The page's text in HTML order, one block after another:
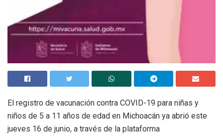
El registro de vacunación contra COVID-19 para niñas y
niños de 5 a 11 años de edad en Michoacán ya abrió este
jueves 16 de junio, a través de la plataforma